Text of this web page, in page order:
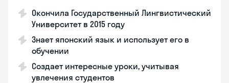
Окончила Государственный Лингвистический
Университет в 2015 году
Знает японский язык и использует его в
обучении
Создает интересные уроки, учитывая
увлечения студентов